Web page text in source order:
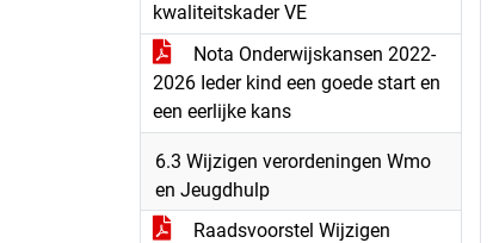
kwaliteitskader VE
Nota Onderwijskansen 2022-
2026 Ieder kind een goede start en
een eerlijke kans
6.3 Wijzigen verordeningen Wmo
en Jeugdhulp
Raadsvoorstel Wijzigen